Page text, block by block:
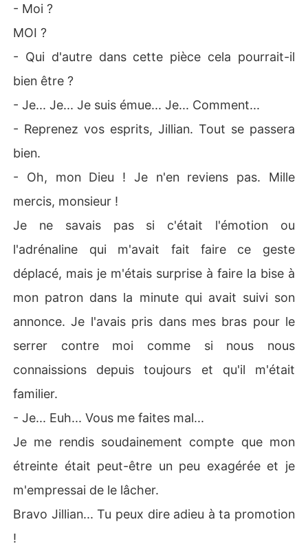
- Moi ?
MOI ?
- Qui d'autre dans cette pièce cela pourrait-il
bien être ?
- Je... Je... Je suis émue... Je... Comment...
- Reprenez vos esprits, Jillian. Tout se passera
bien.
- Oh, mon Dieu ! Je n'en reviens pas. Mille
mercis, monsieur !
Je ne savais pas si c'était l'émotion ou
l'adrénaline qui m'avait fait faire ce geste
déplacé, mais je m'étais surprise à faire la bise à
mon patron dans la minute qui avait suivi son
annonce. Je l'avais pris dans mes bras pour le
serrer contre moi comme si nous nous
connaissions depuis toujours et qu'il m'était
familier.
- Je... Euh... Vous me faites mal...
Je me rendis soudainement compte que mon
étreinte était peut-être un peu exagérée et je
m'empressai de le lâcher.
Bravo Jillian... Tu peux dire adieu à ta promotion
!